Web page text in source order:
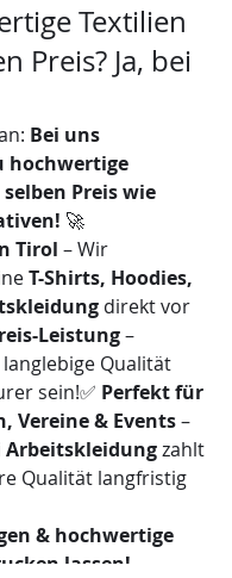
Textilien
Preis? Ja, bei
Bei uns
hochwertige
Preis wie
🚀
Tirol – Wir
T-Shirts, Hoodies,
direkt vor
Leistung –
Qualität
sein!✅ Perfekt für
Vereine & Events –
Arbeitskleidung zahlt
Qualität langfristig
& hochwertige
lassen!